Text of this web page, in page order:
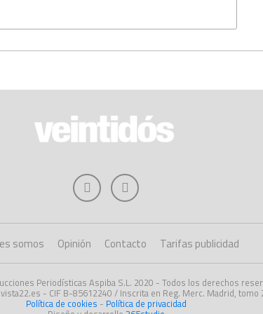
somos Opinión Contacto Tarifas publicidad
Periodísticas Aspiba S.L. 2020 - Todos los derechos
- CIF B-85612240 / Inscrita en Reg. Merc. Madrid,
Política de cookies - Política de privacidad